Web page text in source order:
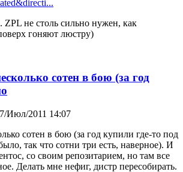
ZPL не столь сильно нужен, как
гоняют люстру)
сотен в бою (за год
Июл/2011 14:07
сотен в бою (за год купили где-то под
так что сотни три есть, наверное). И
со своим репозитарием, но там все
Делать мне нефиг, дистр пересобирать.